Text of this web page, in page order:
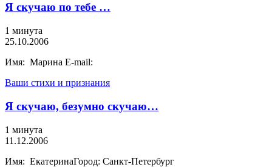
Я скучаю по тебе …
1 минута
25.10.2006
Имя: Марина E-mail:
Ваши стихи и признания
Я скучаю, безумно скучаю…
1 минута
11.12.2006
Имя: ЕкатеринаГород: Санкт-Петербург